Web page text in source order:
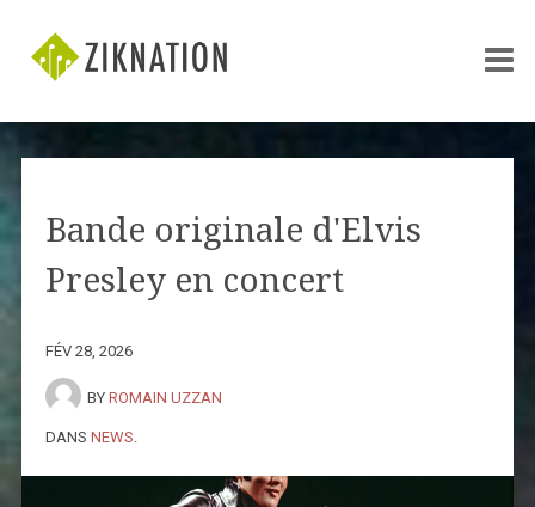
Bande originale d'Elvis
Presley en concert
FÉV 28, 2026
BY ROMAIN UZZAN
DANS NEWS